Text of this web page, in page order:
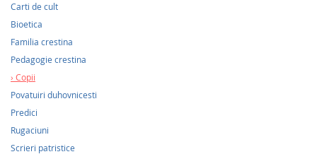
Carti de cult
Bioetica
Familia crestina
Pedagogie crestina
Copii
Povatuiri duhovnicesti
Predici
Rugaciuni
Scrieri patristice